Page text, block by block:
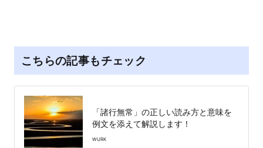
こちらの記事もチェック
「諸行無常」の正しい読み方と意味を
例文を添えて解説します！
WURK